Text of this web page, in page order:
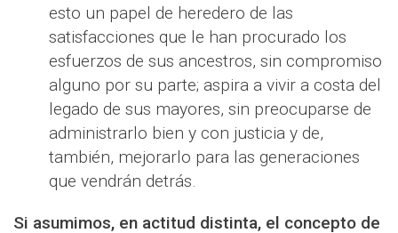
esto un papel de heredero de las
satisfacciones que le han procurado los
esfuerzos de sus ancestros, sin compromiso
alguno por su parte; aspira a vivir a costa del
legado de sus mayores, sin preocuparse de
administrarlo bien y con justicia y de,
también, mejorarlo para las generaciones
que vendrán detrás.
Si asumimos, en actitud distinta, el concepto de